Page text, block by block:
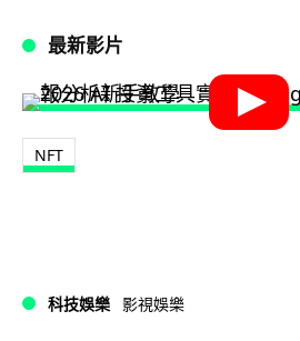
最新影片
NFT
科技娛樂 影視娛樂